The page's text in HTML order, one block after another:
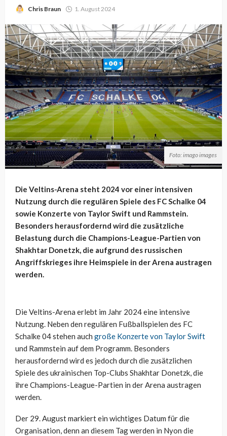
Chris Braun 1. August 2024
Foto: imago images
Die Veltins-Arena steht 2024 vor einer intensiven
Nutzung durch die regulären Spiele des FC Schalke 04
sowie Konzerte von Taylor Swift und Rammstein.
Besonders herausfordernd wird die zusätzliche
Belastung durch die Champions-League-Partien von
Shakhtar Donetzk, die aufgrund des russischen
Angriffskrieges ihre Heimspiele in der Arena austragen
werden.
Die Veltins-Arena erlebt im Jahr 2024 eine intensive
Nutzung. Neben den regulären Fußballspielen des FC
Schalke 04 stehen auch große Konzerte von Taylor Swift
und Rammstein auf dem Programm. Besonders
herausfordernd wird es jedoch durch die zusätzlichen
Spiele des ukrainischen Top-Clubs Shakhtar Donetzk, die
ihre Champions-League-Partien in der Arena austragen
werden.
Der 29. August markiert ein wichtiges Datum für die
Organisation, denn an diesem Tag werden in Nyon die